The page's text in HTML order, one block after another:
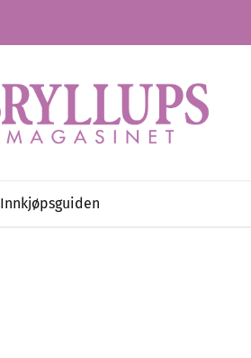
Innkjøpsguiden